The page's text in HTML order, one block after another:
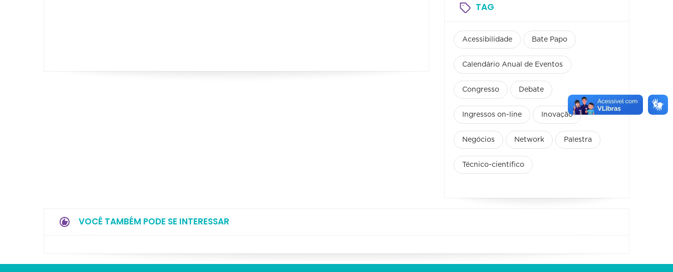
TAG
Acessibilidade Bate Papo
Calendário Anual de Eventos
Congresso Debate
Ingressos on-line Inovação
Negócios Network Palestra
Técnico-científico
VOCÊ TAMBÉM PODE SE INTERESSAR